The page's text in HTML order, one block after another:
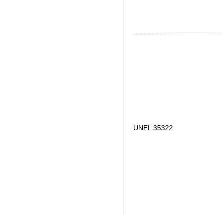
UNEL 35322